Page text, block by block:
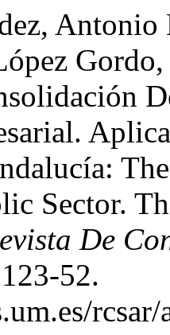
Sector.
De
52.